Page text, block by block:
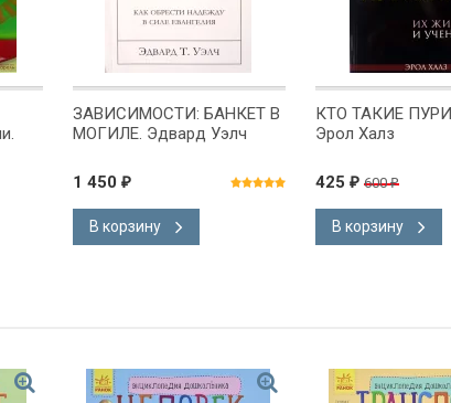
ЗАВИСИМОСТИ: БАНКЕТ В
МОГИЛЕ. Эдвард Уэлч
1 450 ₽
В корзину
КТО ТАКИЕ
Эрол Халз
425 ₽ 600₽
В корзину